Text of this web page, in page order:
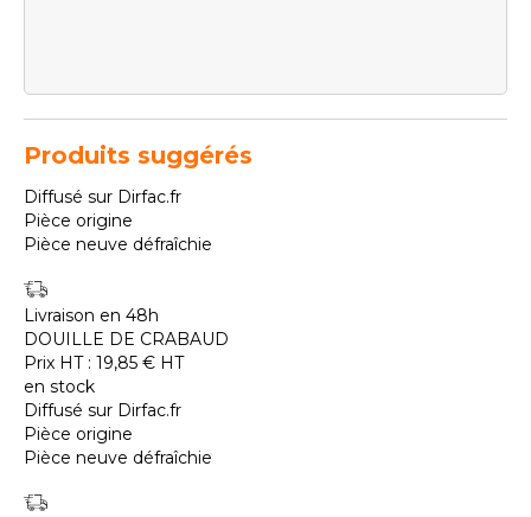
Produits suggérés
Diffusé sur Dirfac.fr
Pièce origine
Pièce neuve défraîchie
Livraison en 48h
DOUILLE DE CRABAUD
Prix HT : 19,85 € HT
en stock
Diffusé sur Dirfac.fr
Pièce origine
Pièce neuve défraîchie